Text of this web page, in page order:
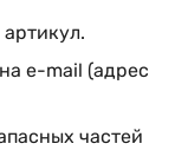
e-mail (адрес
частей